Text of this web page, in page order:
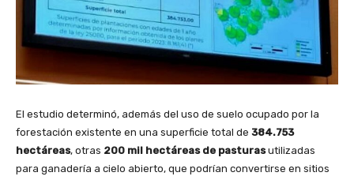
El estudio determinó, además del uso de suelo ocupado por la
forestación existente en una superficie total de 384.753
hectáreas, otras 200 mil hectáreas de pasturasutilizadas
para ganadería a cielo abierto, que podrían convertirse en sitios